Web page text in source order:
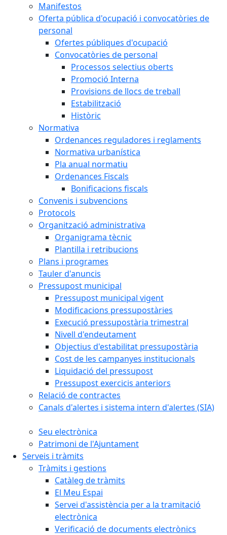
Manifestos
Oferta pública d'ocupació i convocatòries de
personal
Ofertes públiques d'ocupació
Convocatòries de personal
Processos selectius oberts
Promoció Interna
Provisions de llocs de treball
Estabilització
Històric
Normativa
Ordenances reguladores i reglaments
Normativa urbanística
Pla anual normatiu
Ordenances Fiscals
Bonificacions fiscals
Convenis i subvencions
Protocols
Organització administrativa
Organigrama tècnic
Plantilla i retribucions
Plans i programes
Tauler d'anuncis
Pressupost municipal
Pressupost municipal vigent
Modificacions pressupostàries
Execució pressupostària trimestral
Nivell d'endeutament
Objectius d'estabilitat pressupostària
Cost de les campanyes institucionals
Liquidació del pressupost
Pressupost exercicis anteriors
Relació de contractes
Canals d'alertes i sistema intern d'alertes (SIA)
Seu electrònica
Patrimoni de l'Ajuntament
Serveis i tràmits
Tràmits i gestions
Catàleg de tràmits
El Meu Espai
Servei d'assistència per a la tramitació
electrònica
Verificació de documents electrònics